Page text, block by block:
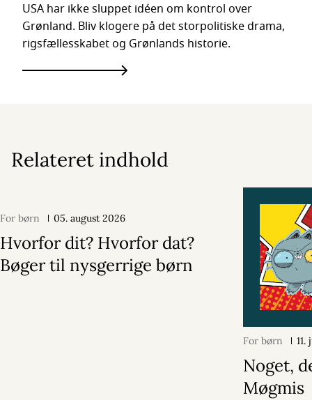
USA har ikke sluppet idéen om kontrol over
Grønland. Bliv klogere på det storpolitiske drama,
rigsfællesskabet og Grønlands historie.
Relateret indhold
For børn 05. august 2026
Hvorfor dit? Hvorfor dat?
Bøger til nysgerrige børn
For børn
Noget,
Møgmis